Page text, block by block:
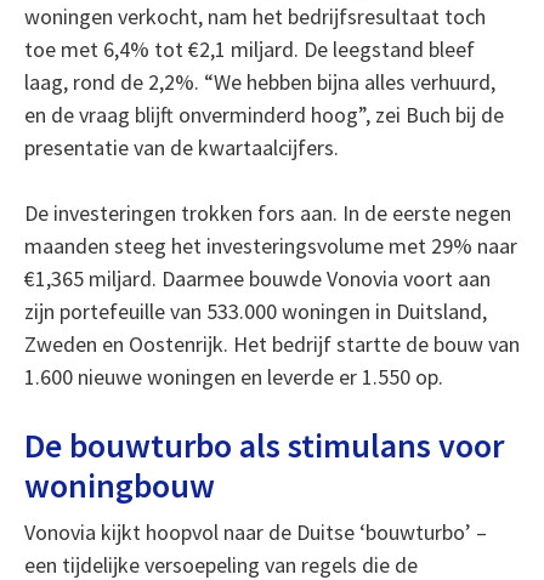
woningen verkocht, nam het bedrijfsresultaat toch
toe met 6,4% tot €2,1 miljard. De leegstand bleef
laag, rond de 2,2%. “We hebben bijna alles verhuurd,
en de vraag blijft onverminderd hoog”, zei Buch bij de
presentatie van de kwartaalcijfers.
De investeringen trokken fors aan. In de eerste negen
maanden steeg het investeringsvolume met 29% naar
€1,365 miljard. Daarmee bouwde Vonovia voort aan
zijn portefeuille van 533.000 woningen in Duitsland,
Zweden en Oostenrijk. Het bedrijf startte de bouw van
1.600 nieuwe woningen en leverde er 1.550 op.
De bouwturbo als stimulans voor
woningbouw
Vonovia kijkt hoopvol naar de Duitse ‘bouwturbo’ –
een tijdelijke versoepeling van regels die de